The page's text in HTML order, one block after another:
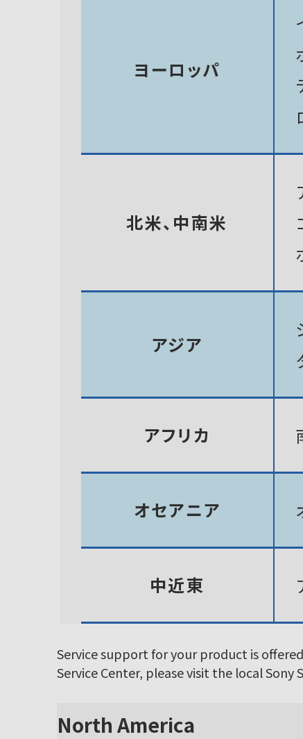
ヨーロッパ
北米、中南米
アジア
アフリカ
オセアニア
中近東
Service support for your product is
Service Center, please visit the local Sony
North America